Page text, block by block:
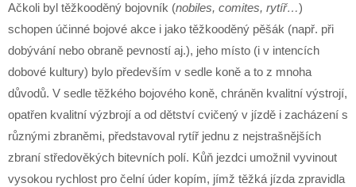
Ačkoli byl těžkooděný bojovník (nobiles, comites, rytíř…)
schopen účinné bojové akce i jako těžkooděný pěšák (např. při
dobývání nebo obraně pevností aj.), jeho místo (i v intencích
dobové kultury) bylo především v sedle koně a to z mnoha
důvodů. V sedle těžkého bojového koně, chráněn kvalitní výstrojí,
opatřen kvalitní výzbrojí a od dětství cvičený v jízdě i zacházení s
různými zbraněmi, představoval rytíř jednu z nejstrašnějších
zbraní středověkých bitevních polí. Kůň jezdci umožnil vyvinout
vysokou rychlost pro čelní úder kopím, jímž těžká jízda zpravidla